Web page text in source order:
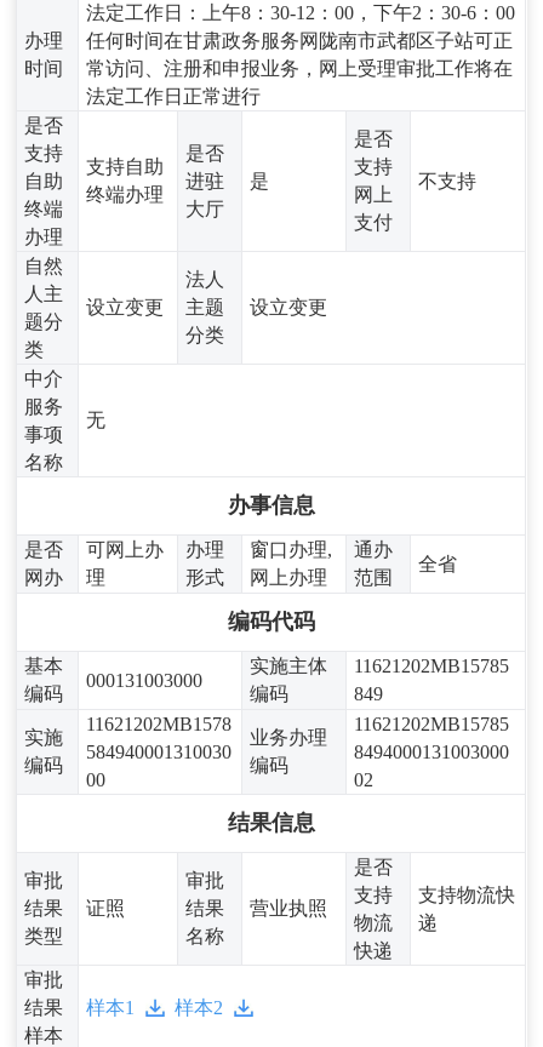
办理
时间
法定工作日：上午8：30-12：00，下午2：30-6：00
任何时间在甘肃政务服务网陇南市武都区子站可正
常访问、注册和申报业务，网上受理审批工作将在
法定工作日正常进行
是否
支持
自助
终端
办理
支持自助
终端办理
是否
进驻
大厅
是
是否
支持
网上
支付
不支持
自然
人主
题分
类
设立变更
法人
主题
分类
设立变更
中介
服务
事项
名称
无
办事信息
是否
网办
可网上办
理
办理
形式
窗口办理,
网上办理
通办
范围
全省
编码代码
基本
编码
000131003000
实施主体
编码
11621202MB15785
849
实施
编码
11621202MB1578
584940001310030
00
业务办理
编码
11621202MB15785
8494000131003000
02
结果信息
审批
结果
类型
证照
审批
结果
名称
营业执照
是否
支持
物流
快递
支持物流快
递
审批
结果
样本
样本1 样本2